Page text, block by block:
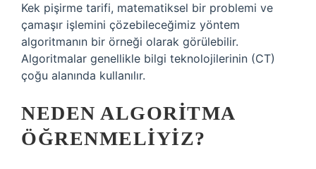
Kek pişirme tarifi, matematiksel bir problemi ve
çamaşır işlemini çözebileceğimiz yöntem
algoritmanın bir örneği olarak görülebilir.
Algoritmalar genellikle bilgi teknolojilerinin (CT)
çoğu alanında kullanılır.
NEDEN ALGORITMA
ÖĞRENMELIYIZ?